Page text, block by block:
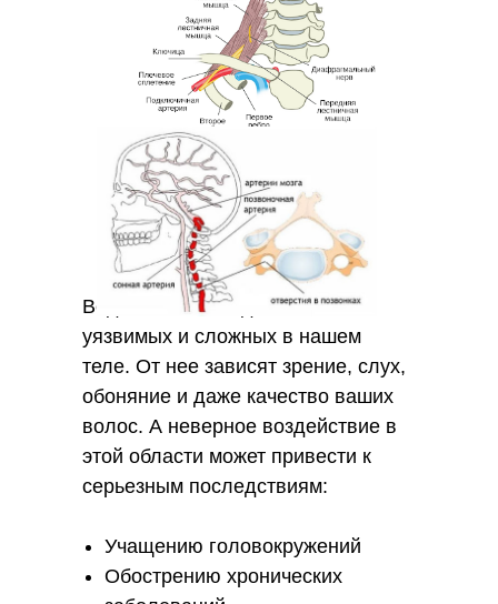
Ведь эта зона - одна из самых
уязвимых и сложных в нашем
теле. От нее зависят зрение, слух,
обоняние и даже качество ваших
волос. А неверное воздействие в
этой области может привести к
серьезным последствиям:
Учащению головокружений
Обострению хронических